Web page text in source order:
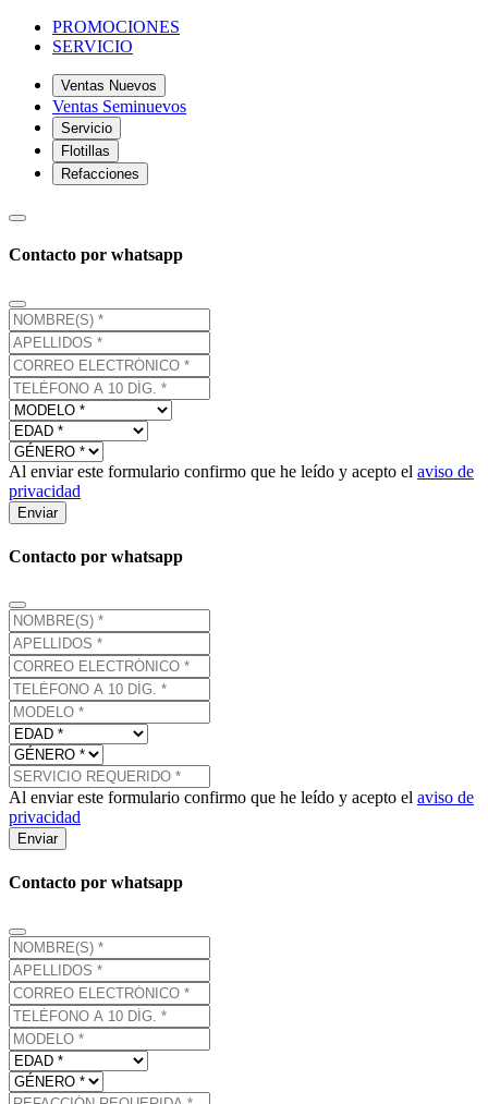
PROMOCIONES
SERVICIO
Ventas Nuevos
Ventas Seminuevos
Servicio
Flotillas
Refacciones
Contacto por whatsapp
Al enviar este formulario confirmo que he leído y acepto el aviso de
privacidad
Enviar
Contacto por whatsapp
Al enviar este formulario confirmo que he leído y acepto el aviso de
privacidad
Enviar
Contacto por whatsapp